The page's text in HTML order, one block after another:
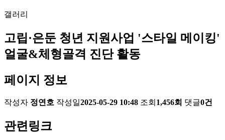
갤러리
고립·은둔 청년 지원사업 '스타일 메이킹'
얼굴&체형골격 진단 활동
페이지 정보
작성자 정연호 작성일2025-05-29 10:48 조회 1,456회 댓글0건
관련링크